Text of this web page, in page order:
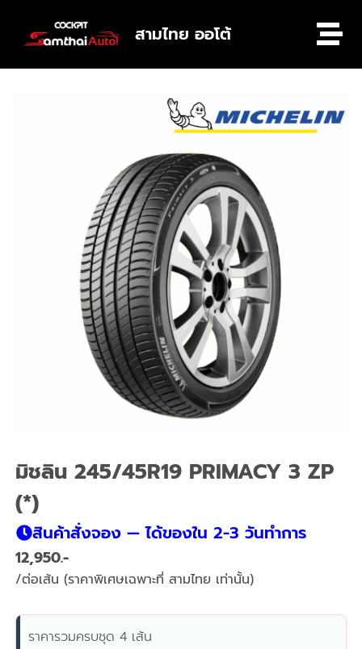
สามไทย ออโต้
มิชลิน 245/45R19 PRIMACY 3 ZP
(*)
สินค้าสั่งจอง — ได้ของใน 2-3 วันทำการ
12,950
/ต่อเส้น (ราคาพิเศษเฉพาะที่ สามไทย เท่านั้น)
ราคารวมครบชุด 4 เส้น